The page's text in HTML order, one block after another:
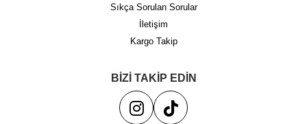
Sıkça Sorulan Sorular
İletişim
Kargo Takip
BİZİ TAKİP EDİN